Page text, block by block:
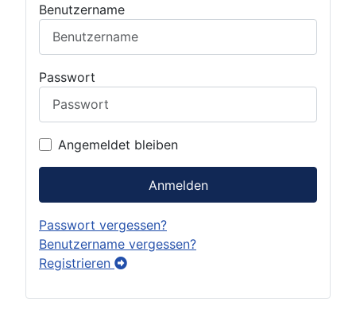
Benutzername
Passwort
Angemeldet bleiben
Anmelden
Passwort vergessen?
Benutzername vergessen?
Registrieren